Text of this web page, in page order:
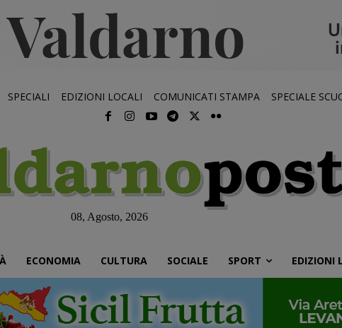
SPECIALI EDIZIONI LOCALI COMUNICATI STAMPA SPECIALE
08, Agosto, 2026
ECONOMIA CULTURA SOCIALE SPORT EDIZIONI